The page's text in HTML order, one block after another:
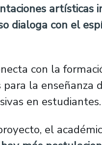
artísticas
dialoga con el
con la
la enseñanza
en estudiantes.
el